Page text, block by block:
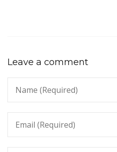
Leave a comment